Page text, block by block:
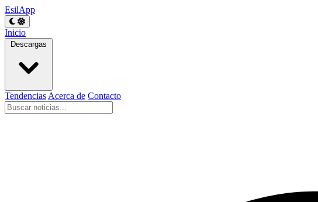
EsilApp
Inicio
Descargas
Tendencias Acerca de Contacto